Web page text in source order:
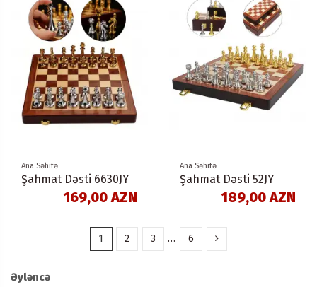
Ana Səhifə
Şahmat Dəsti 6630JY
169,00 AZN
Ana Səhifə
Şahmat Dəsti 52JY
189,00 AZN
1 2 3 … 6
Əyləncə